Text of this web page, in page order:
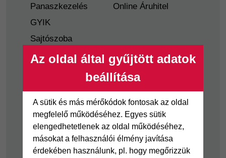
Az oldal által gyűjtött adatok
beállítása
A sütik és más mérőkódok fontosak az oldal
megfelelő működéséhez. Egyes sütik
elengedhetetlenek az oldal működéséhez,
másokat a felhasználói élmény javítása
érdekében használunk, pl. hogy megőrizzük
Panaszkezelés
GYIK
Sajtószoba
Nyilvánosságra
Visszaélés-bejelentés
Tájékoztató
fogyatékkal élő
ügyfelek részére
Online Áruhitel
Hitelkártya
Személyikölcsön